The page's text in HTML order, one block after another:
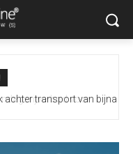
achter transport van bijna